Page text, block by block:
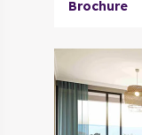
Brochure